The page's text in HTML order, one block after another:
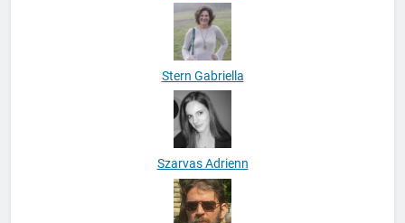
Stern Gabriella
Szarvas Adrienn